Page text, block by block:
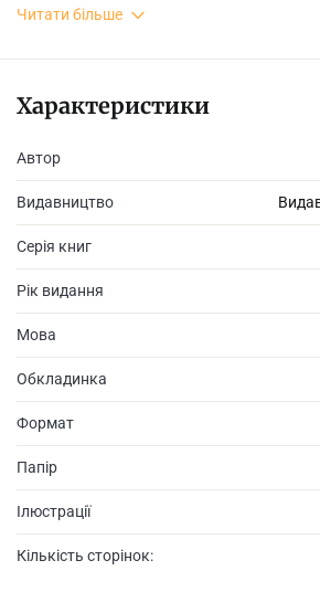
Читати більше
Характеристики
Автор
Видавництво
Серія книг
Рік видання
Мова
Обкладинка
Формат
Папір
Ілюстрації
Кількість сторінок: